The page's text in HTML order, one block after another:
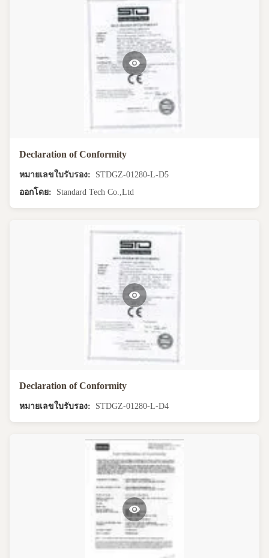
Declaration of Conformity
หมายเลขใบรับรอง:
STDGZ-01280-L-D5
ออกโดย:
Standard Tech Co.,Ltd
Declaration of Conformity
หมายเลขใบรับรอง: STDGZ-01280-L-D4